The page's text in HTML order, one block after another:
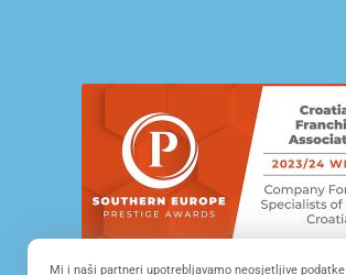
Mi i naši partneri upotrebljavamo neosjetljive podatke